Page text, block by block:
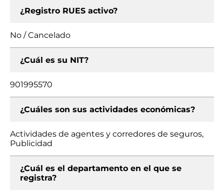
¿Registro RUES activo?
No / Cancelado
¿Cuál es su NIT?
901995570
¿Cuáles son sus actividades económicas?
Actividades de agentes y corredores de seguros,
Publicidad
¿Cuál es el departamento en el que se
registra?